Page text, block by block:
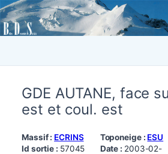
GDE AUTANE, face
est et coul. est
Massif : ECRINS
Id sortie : 57045
Toponeige : ESU
Date : 2003-02-